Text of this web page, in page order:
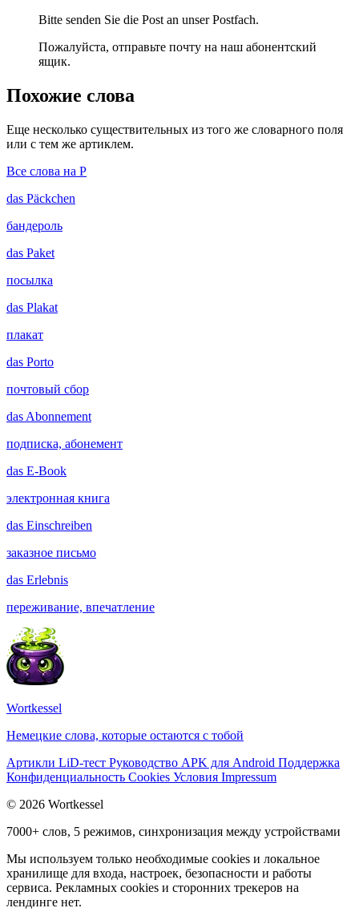
Bitte senden Sie die Post an unser Postfach.
Пожалуйста, отправьте почту на наш абонентский
ящик.
Похожие слова
Еще несколько существительных из того же словарного поля
или с тем же артиклем.
Все слова на P
das Päckchen
бандероль
das Paket
посылка
das Plakat
плакат
das Porto
почтовый сбор
das Abonnement
подписка, абонемент
das E-Book
электронная книга
das Einschreiben
заказное письмо
das Erlebnis
переживание, впечатление
Wortkessel
Немецкие слова, которые остаются с тобой
Артикли LiD-тест Руководство APK для Android Поддержка
Конфиденциальность Cookies Условия Impressum
© 2026 Wortkessel
7000+ слов, 5 режимов, синхронизация между устройствами
Мы используем только необходимые cookies и локальное
хранилище для входа, настроек, безопасности и работы
сервиса. Рекламных cookies и сторонних трекеров на
лендинге нет.